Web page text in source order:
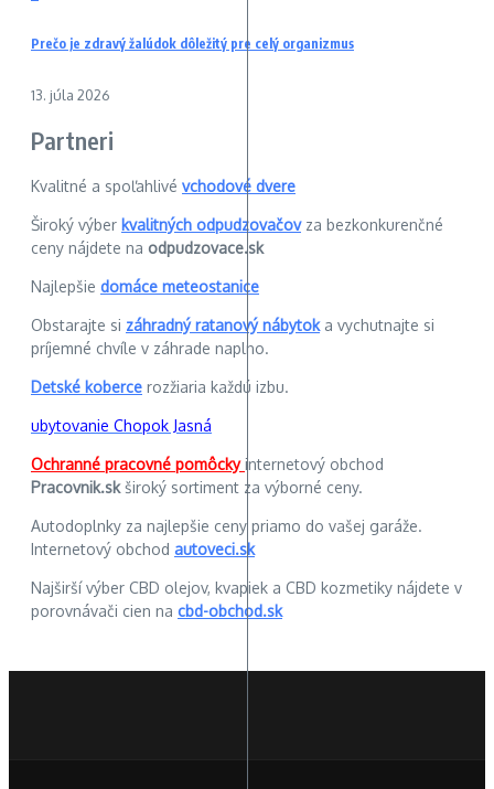
Prečo je zdravý žalúdok dôležitý pre celý organizmus
13. júla 2026
Partneri
Kvalitné a spoľahlivé vchodové dvere
Široký výber kvalitných odpudzovačovza bezkonkurenčné
ceny nájdete na odpudzovace.sk
Najlepšie domáce meteostanice
Obstarajte si záhradný ratanový nábytoka vychutnajte si
príjemné chvíle v záhrade naplno.
Detské koberce rozžiaria každú izbu.
ubytovanie Chopok Jasná
Ochranné pracovné pomôckyinternetový obchod
Pracovnik.skširoký sortiment za výborné ceny.
Autodoplnky za najlepšie ceny priamo do vašej garáže.
Internetový obchod autoveci.sk
Najširší výber CBD olejov, kvapiek a CBD kozmetiky nájdete v
porovnávači cien na cbd-obchod.sk